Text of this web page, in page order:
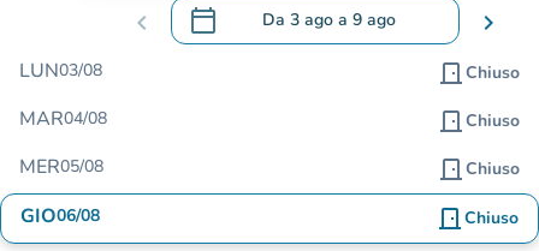
chevron_left calendar_today Da 3 ago a 9 ago
.Aprire il calendario per modificare le
chevron_right
LUN03/08 door_front Chiuso
MAR04/08 door_front Chiuso
MER05/08 door_front Chiuso
GIO06/08 door_front Chiuso